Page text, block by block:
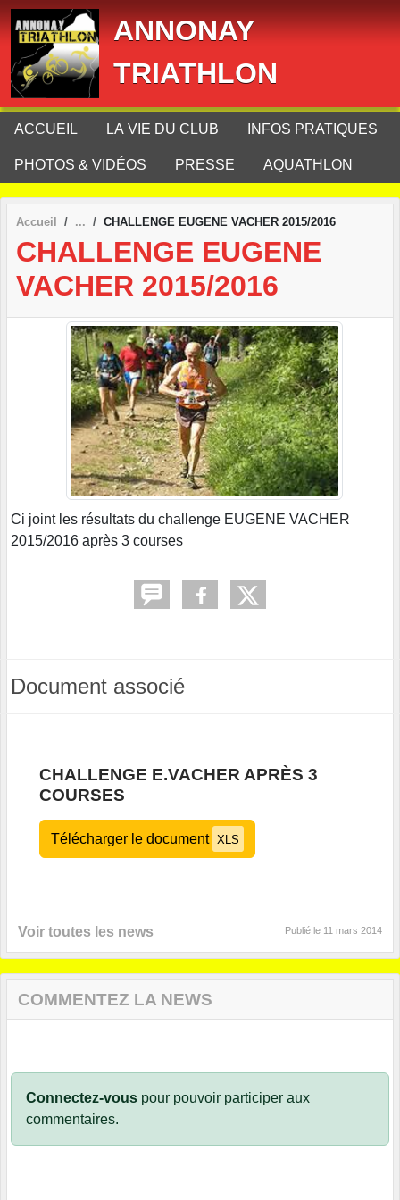
ANNONAY
TRIATHLON
ACCUEIL LA VIE DU CLUB INFOS PRATIQUES
PHOTOS & VIDÉOS PRESSE AQUATHLON
Accueil CHALLENGE EUGENE VACHER 2015/2016
CHALLENGE EUGENE
VACHER 2015/2016
Ci joint les résultats du challenge EUGENE VACHER
2015/2016 après 3 courses
Document associé
CHALLENGE E.VACHER APRÈS 3
COURSES
Télécharger le document XLS
Voir toutes les news Publié le 11 mars 2014
COMMENTEZ LA NEWS
Connectez-vous pour pouvoir participer aux
commentaires.
Panneau de gestion des cookies